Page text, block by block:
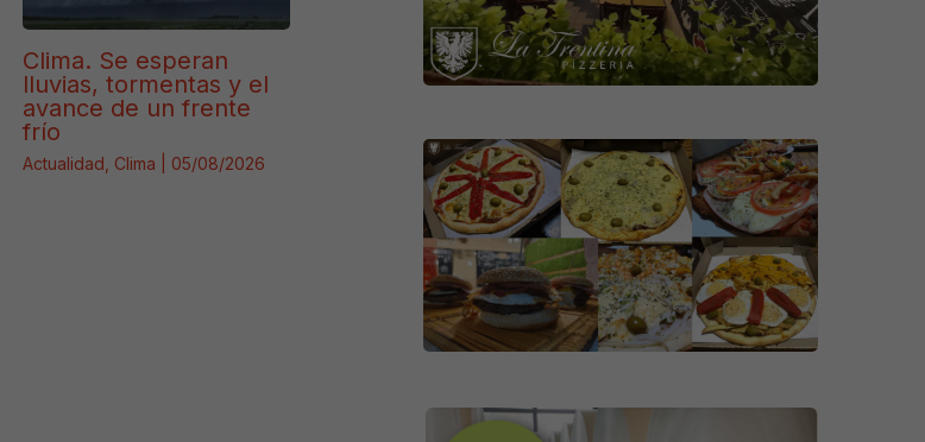
Clima. Se esperan
lluvias, tormentas y el
avance de un frente
frío
Actualidad Clima 05/08/2026